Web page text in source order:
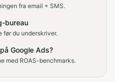
fra email + SMS.
bureau
før du underskriver.
Google Ads?
med ROAS-benchmarks.